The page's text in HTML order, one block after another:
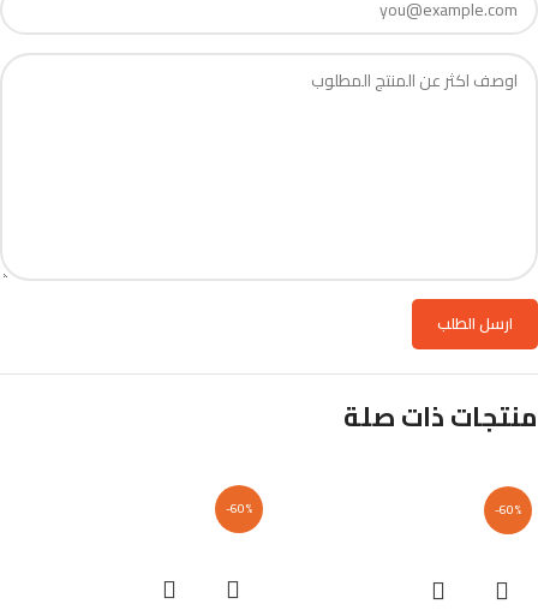
منتجات ذات صلة
-60%
-60%